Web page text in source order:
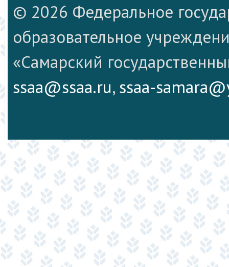
© 2026 Федеральное
образовательное
«Самарский
ssaa@ssaa.ru, ssaa-